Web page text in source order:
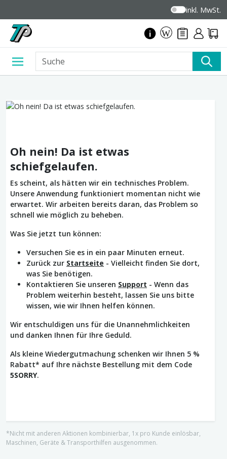
inkl. MwSt.
Oh nein! Da ist etwas
schiefgelaufen.
Es scheint, als hätten wir ein technisches Problem.
Unsere Anwendung funktioniert momentan nicht wie
erwartet. Wir arbeiten bereits daran, das Problem so
schnell wie möglich zu beheben.
Was Sie jetzt tun können:
Versuchen Sie es in ein paar Minuten erneut.
Zurück zur Startseite - Vielleicht finden Sie dort,
was Sie benötigen.
Kontaktieren Sie unseren Support - Wenn das
Problem weiterhin besteht, lassen Sie uns bitte
wissen, wie wir Ihnen helfen können.
Wir entschuldigen uns für die Unannehmlichkeiten
und danken Ihnen für Ihre Geduld.
Als kleine Wiedergutmachung schenken wir Ihnen 5 %
Rabatt* auf Ihre nächste Bestellung mit dem Code
5SORRY.
*Nicht mit anderen Aktionen kombinierbar, 1x pro Kunde einlösbar,
Maschinen, Geräte & Transporthilfen ausgenommen.